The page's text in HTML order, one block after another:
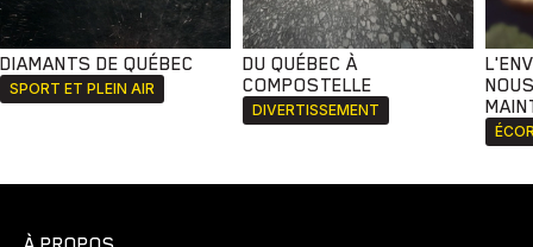
DIAMANTS DE QUÉBEC
SPORT ET PLEIN AIR
DU QUÉBEC À
COMPOSTELLE
DIVERTISSEMENT